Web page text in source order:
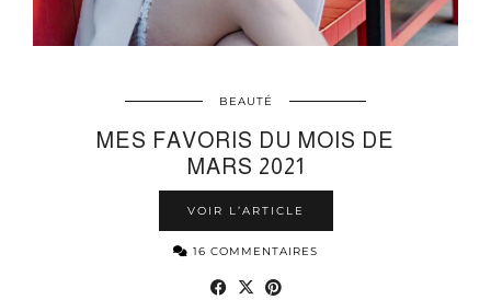
BEAUTÉ
MES FAVORIS DU MOIS DE
MARS 2021
VOIR L’ARTICLE
16 COMMENTAIRES